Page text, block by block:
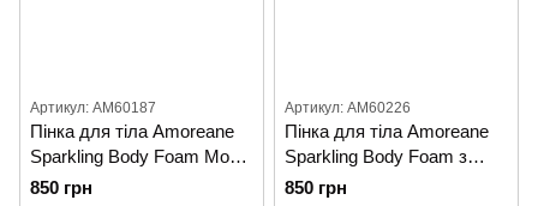
Артикул: AM60187
Пінка для тіла Amoreane
Sparkling Body Foam Monoi
з ароматом, 150 мл
850 грн
Артикул: AM60226
Пінка для тіла Amoreane
Sparkling Body Foam з
ароматом цукрової вати,
850 грн